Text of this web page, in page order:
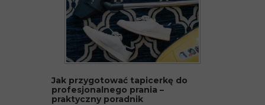
Jak przygotować tapicerkę do
profesjonalnego prania –
praktyczny poradnik